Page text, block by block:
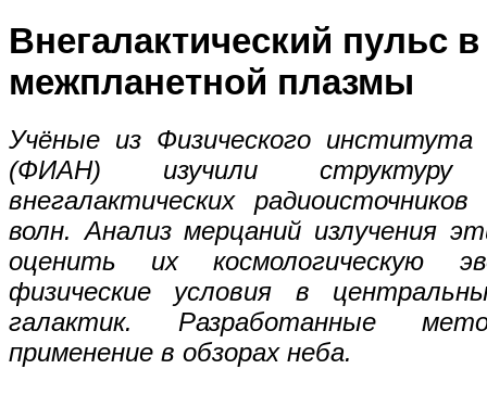
Внегалактический пульс
межпланетной плазмы
Учёные из Физического
(ФИАН) изучили структуру
внегалактических
волн. Анализ мерцаний излучения
оценить их космологическую
физические условия в
галактик. Разработанные
применение в обзорах неба.